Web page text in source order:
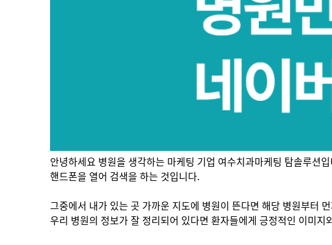
안녕하세요 병원을 생각하는 마케팅 기업 여수치과마케팅 탐솔루션
핸드폰을 열어 검색을 하는 것입니다.​
그중에서 내가 있는 곳 가까운 지도에 병원이 뜬다면 해당 병원부터
우리 병원의 정보가 잘 정리되어 있다면 환자들에게 긍정적인 이미지